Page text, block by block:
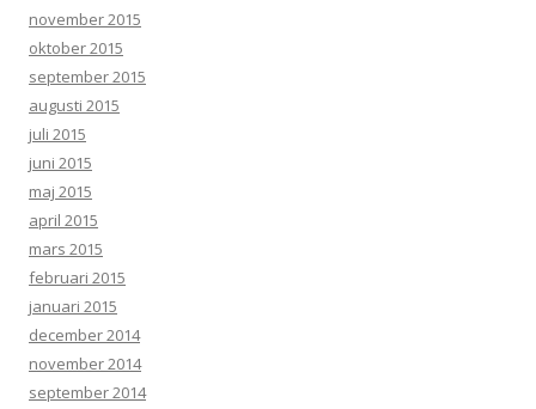
november 2015
oktober 2015
september 2015
augusti 2015
juli 2015
juni 2015
maj 2015
april 2015
mars 2015
februari 2015
januari 2015
december 2014
november 2014
september 2014